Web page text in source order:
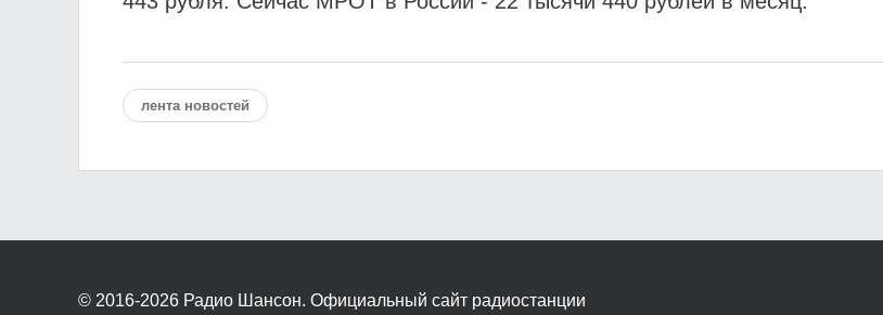
лента новостей
© 2016-2026 Радио Шансон. Официальный сайт радиостанции